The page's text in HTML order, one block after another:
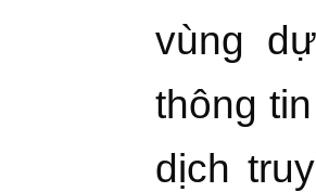
vùng
thông
dịch